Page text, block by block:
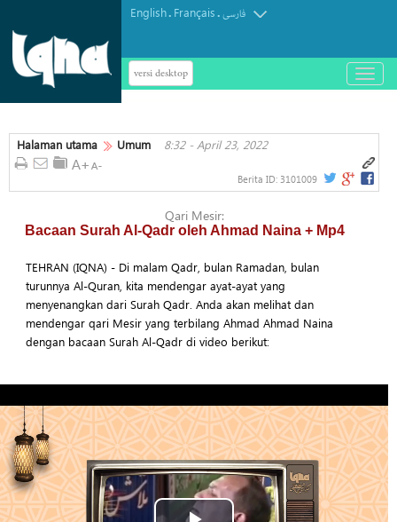
English. Français.فارسی
versi desktop
باز
و
کردن
Halaman utama Umum 8:32 - April 23, 2022
Berita ID: 3101009
Qari Mesir:
Bacaan Surah Al-Qadr oleh Ahmad Naina + Mp4
TEHRAN (IQNA) - Di malam Qadr, bulan Ramadan, bulan
turunnya Al-Quran, kita mendengar ayat-ayat yang
menyenangkan dari Surah Qadr. Anda akan melihat dan
mendengar qari Mesir yang terbilang Ahmad Ahmad Naina
dengan bacaan Surah Al-Qadr di video berikut: